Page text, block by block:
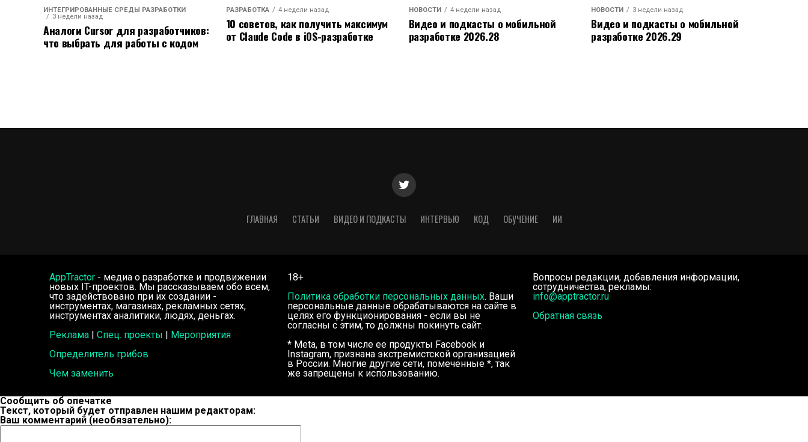
ИНТЕГРИРОВАННЫЕ СРЕДЫ РАЗРАБОТКИ
3 недели назад
Аналоги Cursor для разработчиков:
что выбрать для работы с кодом
РАЗРАБОТКА 4 недели назад
10 советов, как получить максимум
от Claude Code в iOS-разработке
НОВОСТИ 4 недели назад
Видео и подкасты о мобильной
разработке 2026.28
НОВОСТИ 3 недели назад
Видео и подкасты о мобильной
разработке 2026.29
ГЛАВНАЯ СТАТЬИ ВИДЕО И ПОДКАСТЫ ИНТЕРВЬЮ КОД ОБУЧЕНИЕ ИИ
AppTractor - медиа о разработке и продвижении
новых IT-проектов. Мы рассказываем обо всем,
что задействовано при их создании -
инструментах, магазинах, рекламных сетях,
инструментах аналитики, людях, деньгах.
Реклама
Спец. проекты
Мероприятия
Определитель грибов
Чем заменить
18+
Политика обработки персональных данных. Ваши
персональные данные обрабатываются на сайте в
целях его функционирования - если вы не
согласны с этим, то должны покинуть сайт.
* Meta, в том числе ее продукты Facebook и
Instagram, признана экстремистской организацией
в России. Многие другие сети, помеченные *, так
же запрещены к использованию.
Вопросы редакции, добавления информации,
сотрудничества, рекламы:
info@apptractor.ru
Обратная связь
Сообщить об опечатке
Текст, который будет отправлен нашим редакторам:
Ваш комментарий (необязательно):